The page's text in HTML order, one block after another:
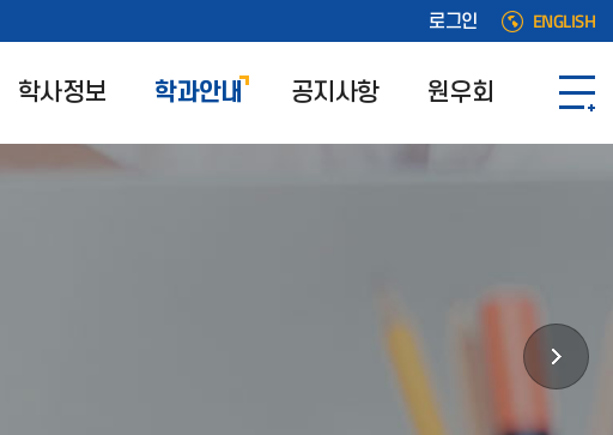
로그인 ENGLISH
학사정보 학과안내 공지사항 원우회